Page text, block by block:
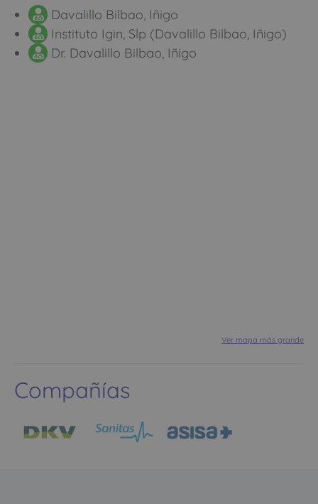
Davalillo Bilbao, Iñigo
Instituto Igin, Slp (Davalillo Bilbao, Iñigo)
Dr. Davalillo Bilbao, Iñigo
Ver mapa más grande
Compañías